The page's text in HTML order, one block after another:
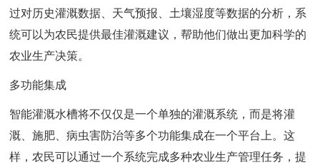
过对历史灌溉数据、天气预报、土壤湿度等数据的分析，系
统可以为农民提供最佳灌溉建议，帮助他们做出更加科学的
农业生产决策。
多功能集成
智能灌溉水槽将不仅仅是一个单独的灌溉系统，而是将灌
溉、施肥、病虫害防治等多个功能集成在一个平台上。这
样，农民可以通过一个系统完成多种农业生产管理任务，提